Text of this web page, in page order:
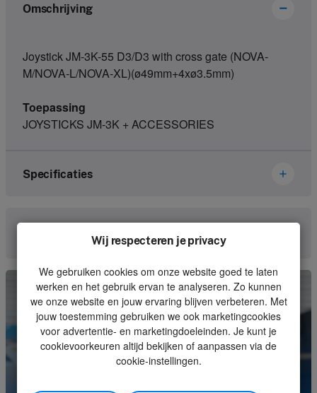
Omschrijving
Joystick JM-3K-55 D3/D3 with cross gate (NOVA-
M/NOVA-L/NOVA-XL)(ø49mm+4xø3.5mm)
Toepassing
JOYSTICKS JM-3K + ACCESSORIES
Specificaties
Merk
Hetronic
Soort
Joystick
Eenheid
Stuk
Minimale bestelhoeveelheid
1
1
Wij respecteren je privacy
We gebruiken cookies om onze website goed te laten
werken en het gebruik ervan te analyseren. Zo kunnen
we onze website en jouw ervaring blijven verbeteren. Met
jouw toestemming gebruiken we ook marketingcookies
voor advertentie- en marketingdoeleinden. Je kunt je
cookievoorkeuren altijd bekijken of aanpassen via de
cookie-instellingen.